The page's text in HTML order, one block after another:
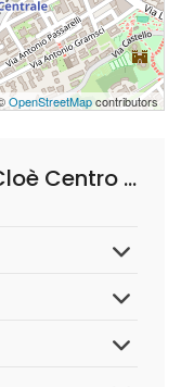
OpenStreetMapcontributors
Domande Frequenti su Cloè Centro Estetico